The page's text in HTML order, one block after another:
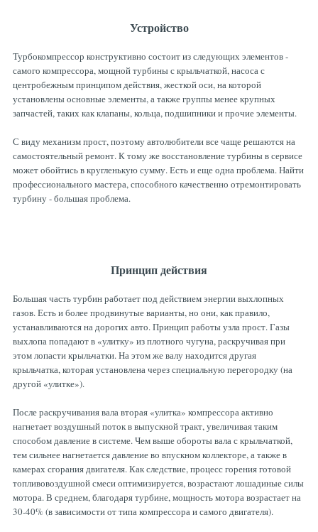
Устройство
Турбокомпрессор конструктивно состоит из следующих элементов -
самого компрессора, мощной турбины с крыльчаткой, насоса с
центробежным принципом действия, жесткой оси, на которой
установлены основные элементы, а также группы менее крупных
запчастей, таких как клапаны, кольца, подшипники и прочие элементы.
С виду механизм прост, поэтому автолюбители все чаще решаются на
самостоятельный ремонт. К тому же восстановление турбины в сервисе
может обойтись в кругленькую сумму. Есть и еще одна проблема. Найти
профессионального мастера, способного качественно отремонтировать
турбину - большая проблема.
Принцип действия
Большая часть турбин работает под действием энергии выхлопных
газов. Есть и более продвинутые варианты, но они, как правило,
устанавливаются на дорогих авто. Принцип работы узла прост. Газы
выхлопа попадают в «улитку» из плотного чугуна, раскручивая при
этом лопасти крыльчатки. На этом же валу находится другая
крыльчатка, которая установлена через специальную перегородку (на
другой «улитке»).
После раскручивания вала вторая «улитка» компрессора активно
нагнетает воздушный поток в выпускной тракт, увеличивая таким
способом давление в системе. Чем выше обороты вала с крыльчаткой,
тем сильнее нагнетается давление во впускном коллекторе, а также в
камерах сгорания двигателя. Как следствие, процесс горения готовой
топливовоздушной смеси оптимизируется, возрастают лошадиные силы
мотора. В среднем, благодаря турбине, мощность мотора возрастает на
30-40% (в зависимости от типа компрессора и самого двигателя).